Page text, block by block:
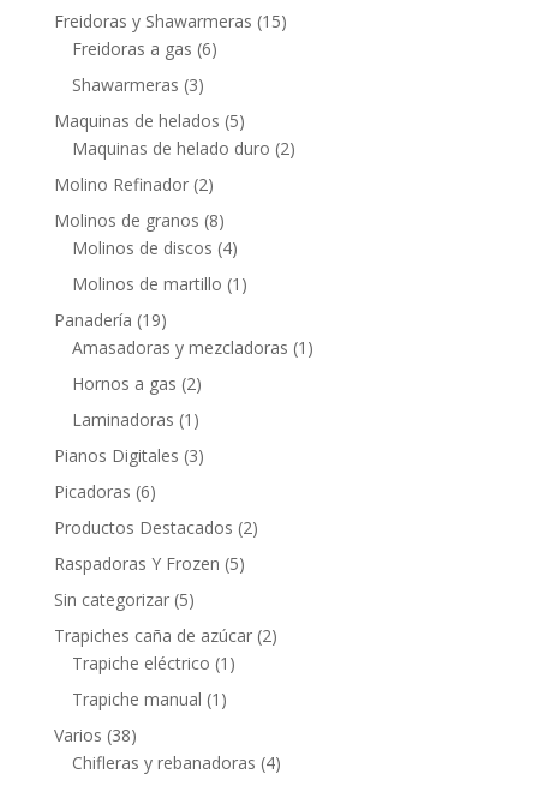
Freidoras y Shawarmeras (15)
Freidoras a gas (6)
Shawarmeras (3)
Maquinas de helados (5)
Maquinas de helado duro (2)
Molino Refinador (2)
Molinos de granos (8)
Molinos de discos (4)
Molinos de martillo (1)
Panadería (19)
Amasadoras y mezcladoras (1)
Hornos a gas (2)
Laminadoras (1)
Pianos Digitales (3)
Picadoras (6)
Productos Destacados (2)
Raspadoras Y Frozen (5)
Sin categorizar (5)
Trapiches caña de azúcar (2)
Trapiche eléctrico (1)
Trapiche manual (1)
Varios (38)
Chifleras y rebanadoras (4)